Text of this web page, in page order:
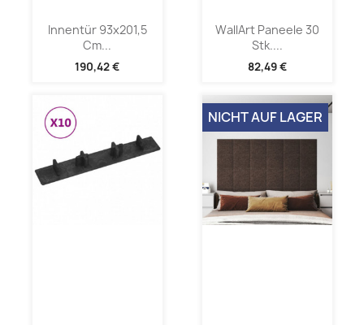
Innentür 93x201,5
Cm...
190,42 €
WallArt Paneele 30
Stk....
82,49 €
NICHT AUF LAGER